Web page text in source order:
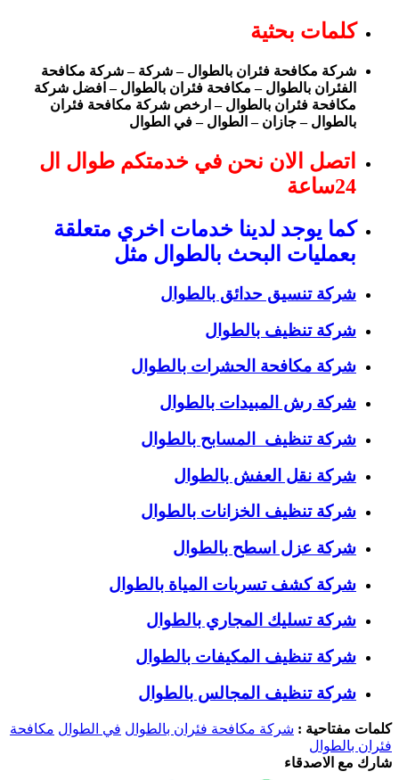
كلمات بحثية
شركة مكافحة فئران بالطوال – شركة – شركة مكافحة
الفئران بالطوال – مكافحة فئران بالطوال – افضل شركة
مكافحة فئران بالطوال – ارخص شركة مكافحة فئران
بالطوال – جازان – الطوال – في الطوال
اتصل الان نحن في خدمتكم طوال ال
24ساعة
كما يوجد لدينا خدمات اخري متعلقة
بعمليات البحث بالطوال مثل
شركة تنسيق حدائق بالطوال
شركة تنظيف بالطوال
شركة مكافحة الحشرات بالطوال
شركة رش المبيدات بالطوال
شركة تنظيف المسابح بالطوال
شركة نقل العفش بالطوال
شركة تنظيف الخزانات بالطوال
شركة عزل اسطح بالطوال
شركة كشف تسربات المياة بالطوال
شركة تسليك المجاري بالطوال
شركة تنظيف المكيفات بالطوال
شركة تنظيف المجالس بالطوال
كلمات مفتاحية : شركة مكافحة فئران بالطوال في الطوال مكافحة
فئران بالطوال
شارك مع الاصدقاء